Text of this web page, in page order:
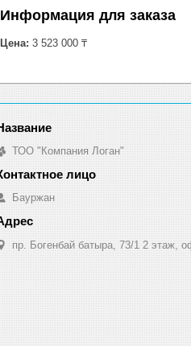
Информация для заказа
Цена: 3 523 000 ₸
ТОО "Компания Логан"
Бауржан
пр. Богенбай батыра, 73/1 2 этаж,